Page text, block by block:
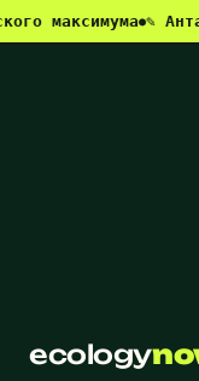
●✎
ecology